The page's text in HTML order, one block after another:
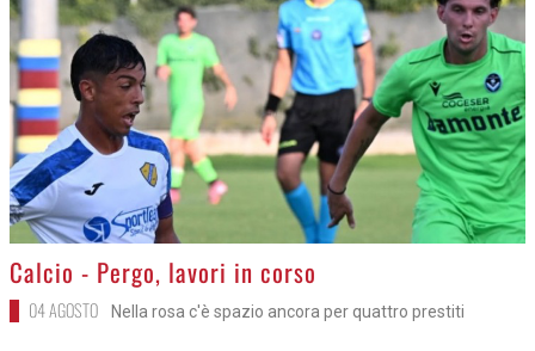
>
Calcio - Pergo, lavori in corso
04 AGOSTO Nella rosa c'è spazio ancora per quattro prestiti